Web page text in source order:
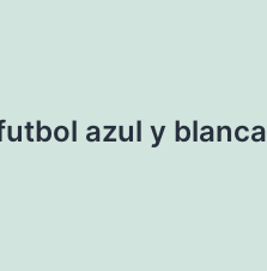
azul y blanca